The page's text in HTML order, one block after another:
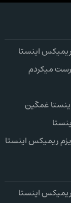
اینستا
میکردم
غمگین
ریمیکس اینستا
اینستا